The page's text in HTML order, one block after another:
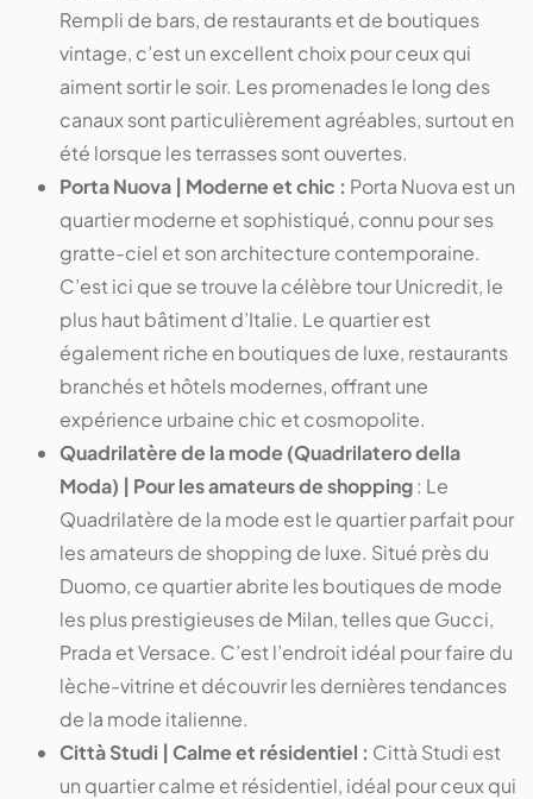
Rempli de bars, de restaurants et de boutiques
vintage, c’est un excellent choix pour ceux qui
aiment sortir le soir. Les promenades le long des
canaux sont particulièrement agréables, surtout en
été lorsque les terrasses sont ouvertes​​​​​​.
Porta Nuova | Moderne et chic : Porta Nuova est un
quartier moderne et sophistiqué, connu pour ses
gratte-ciel et son architecture contemporaine.
C’est ici que se trouve la célèbre tour Unicredit, le
plus haut bâtiment d’Italie. Le quartier est
également riche en boutiques de luxe, restaurants
branchés et hôtels modernes, offrant une
expérience urbaine chic et cosmopolite​​​​​​.
Quadrilatère de la mode (Quadrilatero della
Moda) | Pour les amateurs de shopping: Le
Quadrilatère de la mode est le quartier parfait pour
les amateurs de shopping de luxe. Situé près du
Duomo, ce quartier abrite les boutiques de mode
les plus prestigieuses de Milan, telles que Gucci,
Prada et Versace. C’est l’endroit idéal pour faire du
lèche-vitrine et découvrir les dernières tendances
de la mode italienne​​​​​​.
Città Studi | Calme et résidentiel : Città Studi est
un quartier calme et résidentiel, idéal pour ceux qui